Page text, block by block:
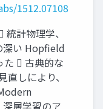
1512.07108
計物理学、
深い Hopfield
 古典的な
しにより、